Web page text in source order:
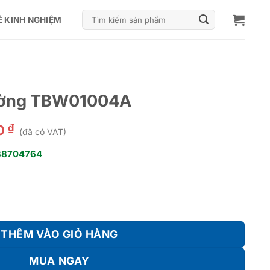
KINH NGHIỆM
kiếm:
TBW01004A
₫ (đã có VAT)
THÊM VÀO GIỎ HÀNG
MUA NGAY